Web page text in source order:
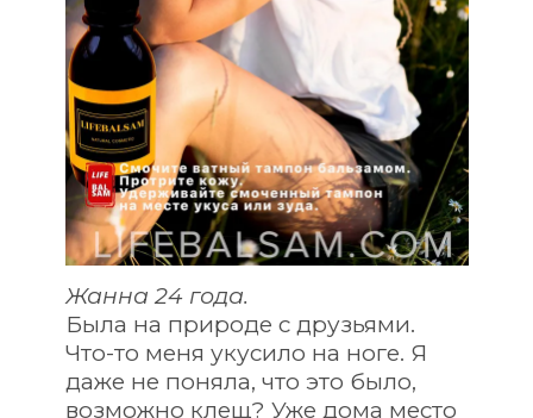
Жанна 24 года.
Была на природе с друзьями.
Что-то меня укусило на ноге. Я
даже не поняла, что это было,
возможно клещ? Уже дома место